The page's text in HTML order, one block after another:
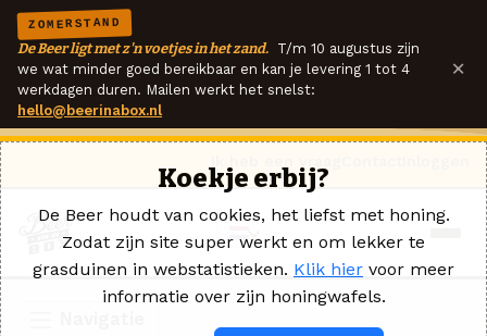
ZOMERSTAND
De Beer ligt met z'n voetjes in het zand. T/m 10 augustus zijn
we wat minder goed bereikbaar en kan je levering 1 tot 4
werkdagen duren. Mailen werkt het snelst:
hello@beerinabox.nl
×
Koekje erbij?
De Beer houdt van cookies, het liefst met honing.
Zodat zijn site super werkt en om lekker te
grasduinen in webstatistieken. Klik hier voor meer
informatie over zijn honingwafels.